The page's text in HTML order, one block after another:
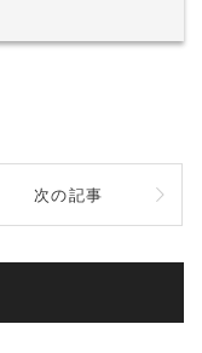
次の記事